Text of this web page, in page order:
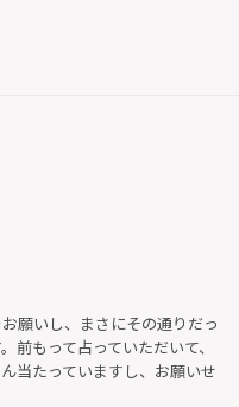
願いし、まさにその通りだっ
前もって占っていただいて、
当たっていますし、お願いせ